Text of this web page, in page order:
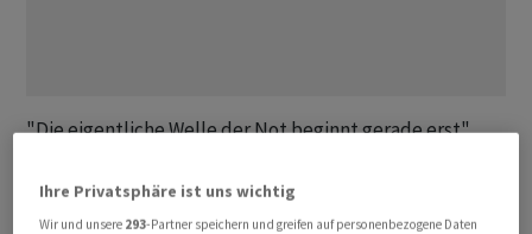
"Die eigentliche Welle der Not beginnt gerade erst",
Management Co. (Pimco) den Bereich
Gewerbeimmobilien-Finanzierungen leitet. Die
Ihre Privatsphäre ist uns wichtig
Wir und unsere 293-Partner speichern und greifen auf personenbezogene Daten